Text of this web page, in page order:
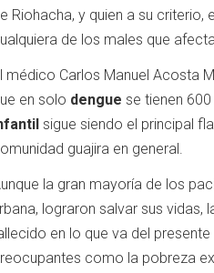
Riohacha, y quien a su
de los males que
médico Carlos Manuel Acosta
en solo dengue se tienen
sigue siendo el principal
guajira en general.
la gran mayoría de los
lograron salvar sus vidas,
en lo que va del
como la pobreza